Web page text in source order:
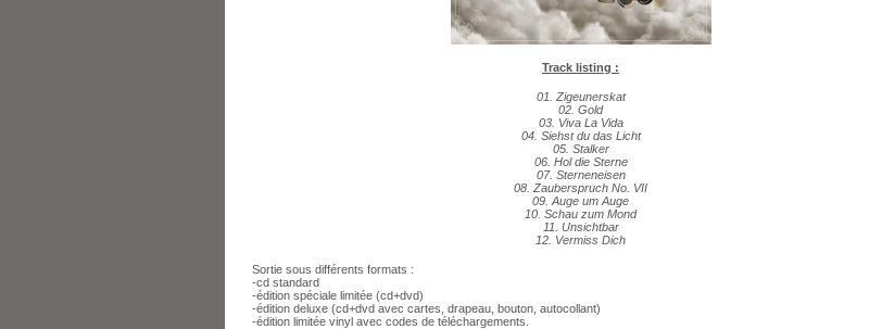
Track listing :
01. Zigeunerskat
02. Gold
03. Viva La Vida
04. Siehst du das Licht
05. Stalker
06. Hol die Sterne
07. Sterneneisen
08. Zauberspruch No. VII
09. Auge um Auge
10. Schau zum Mond
11. Unsichtbar
12. Vermiss Dich
Sortie sous différents formats :
-cd standard
-édition spéciale limitée (cd+dvd)
-édition deluxe (cd+dvd avec cartes, drapeau, bouton, autocollant)
-édition limitée vinyl avec codes de téléchargements.